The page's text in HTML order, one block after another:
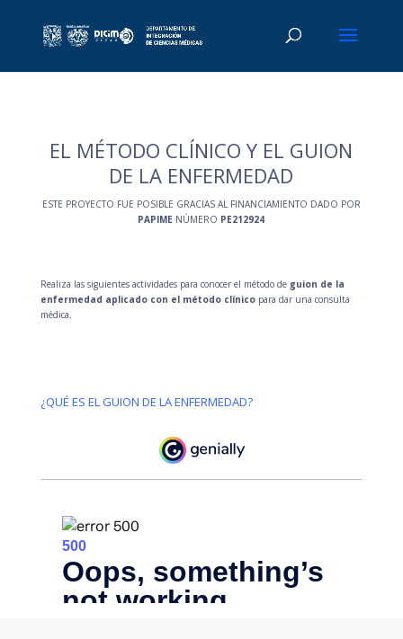
EL MÉTODO CLÍNICO Y EL GUION
DE LA ENFERMEDAD
ESTE PROYECTO FUE POSIBLE GRACIAS AL FINANCIAMIENTO DADO POR
PAPIME NÚMERO PE212924
Realiza las siguientes actividades para conocer el método de guion de la
enfermedad aplicado con el método clínicopara dar una consulta
médica.
¿QUÉ ES EL GUION DE LA ENFERMEDAD?